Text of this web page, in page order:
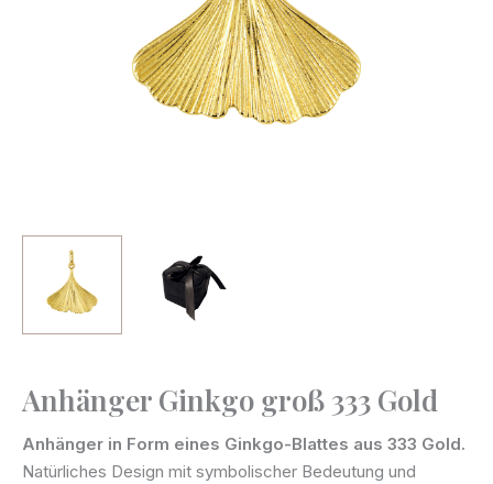
Anhänger Ginkgo groß 333 Gold
Anhänger in Form eines Ginkgo-Blattes aus 333 Gold.
Natürliches Design mit symbolischer Bedeutung und
Anhänger